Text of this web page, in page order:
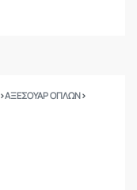
›ΑΞΕΣΟΥΑΡ ΟΠΛΩΝ›